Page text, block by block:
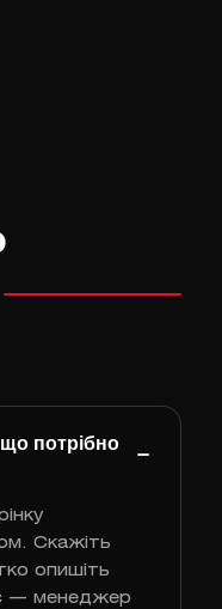
що потрібно
Скажіть
опишіть
— менеджер